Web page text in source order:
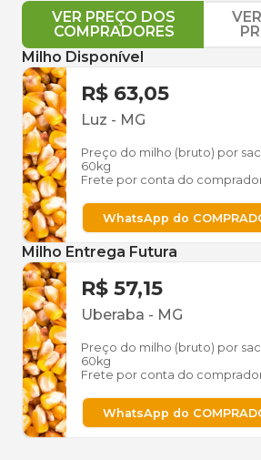
VER PREÇO DOS
COMPRADORES
Milho Disponível
R$ 63,05
Luz - MG
Preço do milho (bruto) por
60kg
Frete por conta do
WhatsApp do
Milho Entrega Futura
R$ 57,15
Uberaba - MG
Preço do milho (bruto) por
60kg
Frete por conta do
WhatsApp do